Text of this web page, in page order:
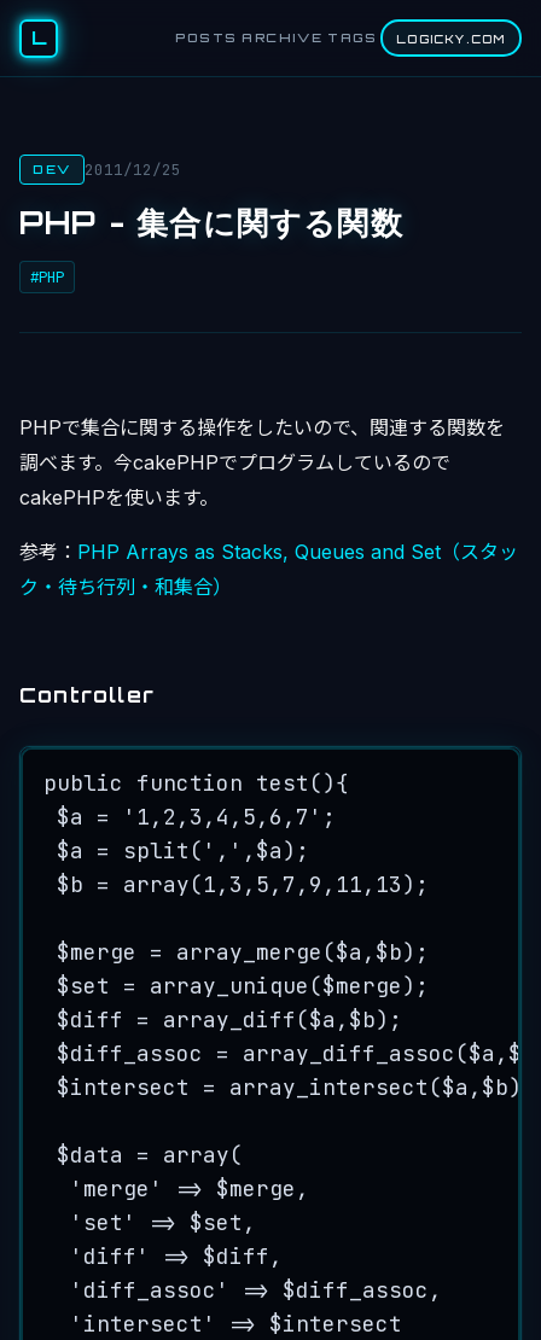
L POSTS ARCHIVE TAGS LOGICKY.COM
DEV 2011/12/25
PHP - 集合に関する関数
#PHP
PHPで集合に関する操作をしたいので、関連する関数を
調べます。今cakePHPでプログラムしているので
cakePHPを使います。
参考： PHP Arrays as Stacks, Queues and Set（スタッ
ク・待ち行列・和集合）
Controller
public function test (){
$a
= ' 1,2,3,4,5,6,7 ' ;
$a
= split ( ' , ' ,$a);
$b = array(1, 3 , 5, 7 , 9 , 11, 13);
$merge = array_merge ($a ,$b);
$set
= array_unique ($merge);
$diff
= array_diff ($a ,$b);
$diff_assoc
= array_diff_assoc ($a ,$
$intersect
= array_intersect ($a ,$b);
$data = array(
' merge ' => $merge ,
' set ' => $set ,
' diff ' => $diff ,
' diff_assoc ' => $diff_assoc ,
' intersect ' => $intersect